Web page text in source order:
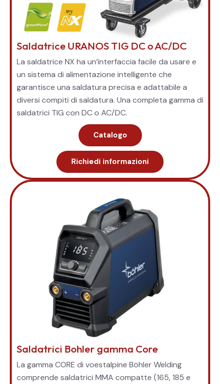
Saldatrice URANOS TIG DC o AC/DC
La saldatrice NX ha un’interfaccia facile da usare e
un sistema di alimentazione intelligente che
garantisce una saldatura precisa e adattabile a
diversi compiti di saldatura. Una completa gamma di
saldatrici TIG con DC o AC/DC.
Catalogo
Richiedi informazioni
Saldatrici Bohler gamma Core
La gamma CORE di voestalpine Böhler Welding
comprende saldatrici MMA compatte (165, 185 e